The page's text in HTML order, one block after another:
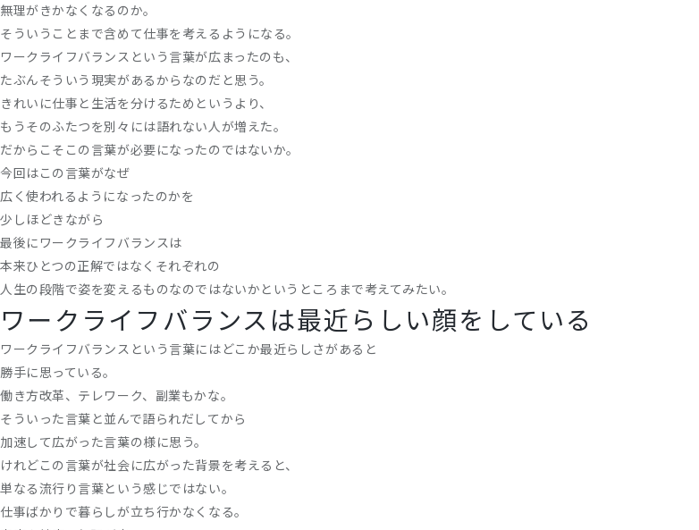
無理がきかなくなるのか。
そういうことまで含めて仕事を考えるようになる。
ワークライフバランスという言葉が広まったのも、
たぶんそういう現実があるからなのだと思う。
きれいに仕事と生活を分けるためというより、
もうそのふたつを別々には語れない人が増えた。
だからこそこの言葉が必要になったのではないか。
今回はこの言葉がなぜ
広く使われるようになったのかを
少しほどきながら
最後にワークライフバランスは
本来ひとつの正解ではなくそれぞれの
人生の段階で姿を変えるものなのではないかというところまで考えてみたい。
ワークライフバランスは最近らしい顔をしている
ワークライフバランスという言葉にはどこか最近らしさがあると
勝手に思っている。
働き方改革、テレワーク、副業もかな。
そういった言葉と並んで語られだしてから
加速して広がった言葉の様に思う。
けれどこの言葉が社会に広がった背景を考えると、
単なる流行り言葉という感じではない。
仕事ばかりで暮らしが立ち行かなくなる。